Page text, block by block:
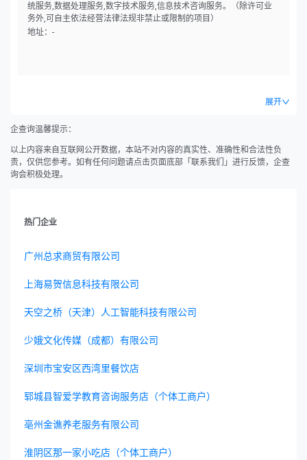
统服务,数据处理服务,数字技术服务,信息技术咨询服务。（除许可业
务外,可自主依法经营法律法规非禁止或限制的项目）
地址：-
展开
企查询温馨提示：
以上内容来自互联网公开数据，本站不对内容的真实性、准确性和合法性负
责，仅供您参考。如有任何问题请点击页面底部「联系我们」进行反馈，企查
询会积极处理。
热门企业
广州总求商贸有限公司
上海易贺信息科技有限公司
天空之桥（天津）人工智能科技有限公司
少娥文化传媒（成都）有限公司
深圳市宝安区西湾里餐饮店
郓城县智爱学教育咨询服务店（个体工商户）
亳州金谯养老服务有限公司
淮阴区那一家小吃店（个体工商户）